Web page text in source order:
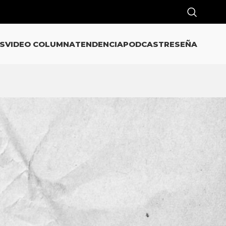
VIDEO COLUMNATENDENCIAPODCASTRESEÑA